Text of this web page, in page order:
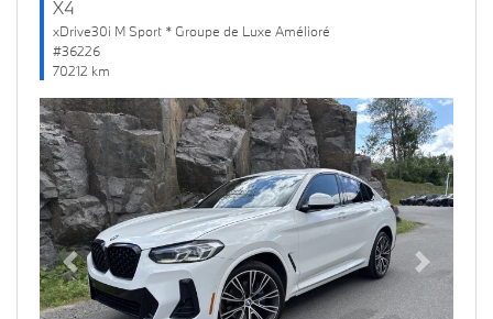
X4
xDrive30i M Sport * Groupe de Luxe Amélioré
#36226
70212 km
Previous Next